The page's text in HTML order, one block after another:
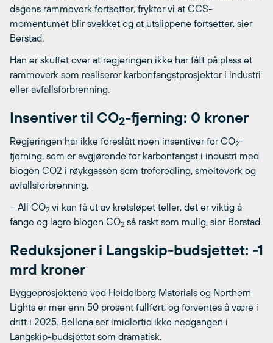
dagens rammeverk fortsetter, frykter vi at CCS-
momentumet blir svekket og at utslippene fortsetter, sier
Berstad.
Han er skuffet over at regjeringen ikke har fått på plass et
rammeverk som realiserer karbonfangstprosjekter i industri
eller avfallsforbrenning.
Insentiver til CO2-fjerning: 0 kroner
Regjeringen har ikke foreslått noen insentiver for CO2-
fjerning, som er avgjørende for karbonfangst i industri med
biogen CO2 i røykgassen som treforedling, smelteverk og
avfallsforbrenning.
– All CO2 vi kan få ut av kretsløpet teller, det er viktig å
fange og lagre biogen CO2 så raskt som mulig, sier Berstad.
Reduksjoner i Langskip-budsjettet: -1
mrd kroner
Byggeprosjektene ved Heidelberg Materials og Northern
Lights er mer enn 50 prosent fullført, og forventes å være i
drift i 2025. Bellona ser imidlertid ikke nedgangen i
Langskip-budsjettet som dramatisk.